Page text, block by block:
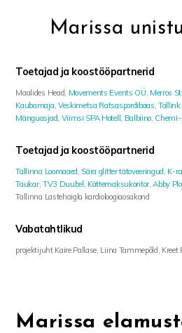
Marissa
Toetajad ja koostööpartnerid
Maalides Head, Movements Events OÜ Merros
Kaubamaja Veskimetsa Ratsaspordibaas ,Tallink
Mänguasjad Viimsi SPA Hotell Balbiino
Toetajad ja koostööpartnerid
Tallinna Loomaaed Sära glitter tätoveeringud K-
Taukar, TV3 Duubel Kättemaksukontor,Abby
Tallinna Lastehaigla kardioloogiaosakond
Vabatahtlikud
projektijuht Kaire Pallase, Liina Tammepõld, Kreet
Marissa